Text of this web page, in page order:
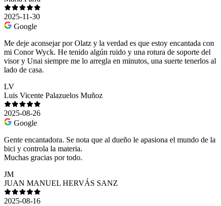
2025-11-30
Google
Me deje aconsejar por Olatz y la verdad es que estoy encantada con
mi Conor Wyck. He tenido algún ruido y una rotura de soporte del
visor y Unai siempre me lo arregla en minutos, una suerte tenerlos al
lado de casa.
LV
Luis Vicente Palazuelos Muñoz
2025-08-26
Google
Gente encantadora. Se nota que al dueño le apasiona el mundo de la
bici y controla la materia.
Muchas gracias por todo.
JM
JUAN MANUEL HERVÁS SANZ
2025-08-16